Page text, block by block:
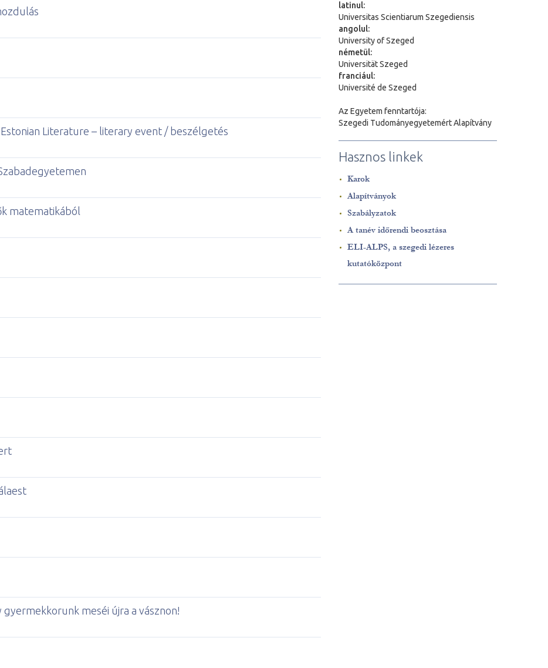
Literature – literary event / beszélgetés
matematikából
meséi újra a vásznon!
latinul:
Universitas Scientiarum Szegediensis
angolul:
University of Szeged
németül:
Universität Szeged
franciául:
Université de Szeged
Az Egyetem fenntartója:
Szegedi Tudományegyetemért Alapítvány
Hasznos linkek
Karok
Alapítványok
Szabályzatok
A tanév időrendi beosztása
ELI-ALPS, a szegedi lézeres
kutatóközpont